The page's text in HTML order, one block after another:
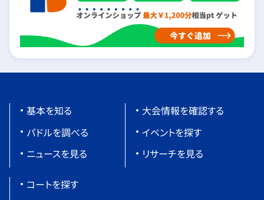
基本を知る
パドルを調べる
ニュースを見る
大会情報を確認する
イベントを探す
リサーチを見る
コートを探す